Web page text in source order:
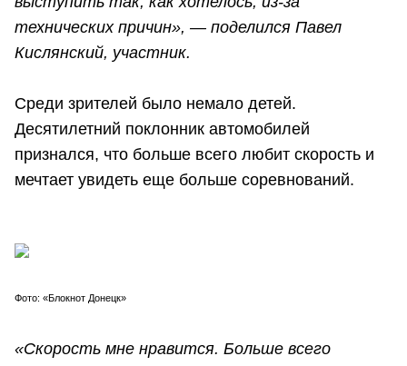
технических причин», — поделился Павел
Кислянский, участник.
Среди зрителей было немало детей.
Десятилетний поклонник автомобилей
признался, что больше всего любит скорость и
мечтает увидеть еще больше соревнований.
Фото: «Блокнот Донецк»
«Скорость мне нравится. Больше всего